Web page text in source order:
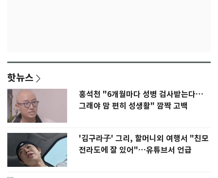
핫뉴스
홍석천 "6개월마다 성병 검사받는다…
그래야 맘 편히 성생활" 깜짝 고백
'김구라子' 그리, 할머니외 여행서 "친모
전라도에 잘 있어"…유튜브서 언급